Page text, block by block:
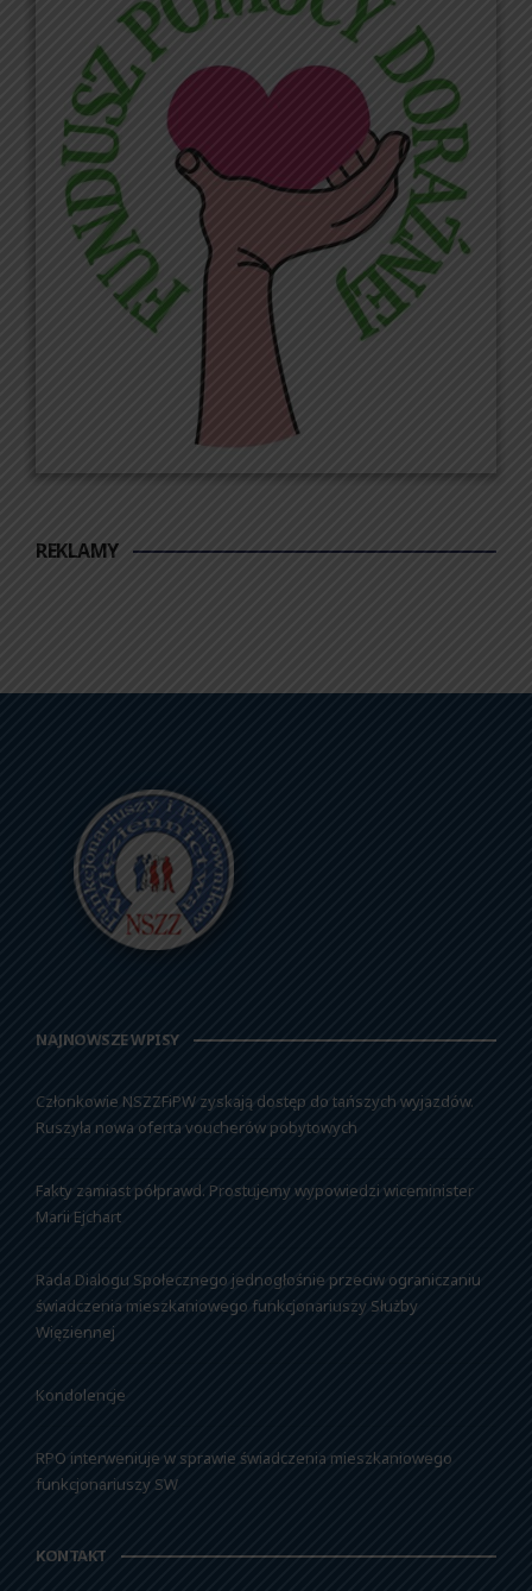
REKLAMY
NAJNOWSZE WPISY
Członkowie NSZZFiPW zyskają dostęp do tańszych wyjazdów.
Ruszyła nowa oferta voucherów pobytowych
Fakty zamiast półprawd. Prostujemy wypowiedzi wiceminister
Marii Ejchart
Rada Dialogu Społecznego jednogłośnie przeciw ograniczaniu
świadczenia mieszkaniowego funkcjonariuszy Służby
Więziennej
Kondolencje
RPO interweniuje w sprawie świadczenia mieszkaniowego
funkcjonariuszy SW
KONTAKT